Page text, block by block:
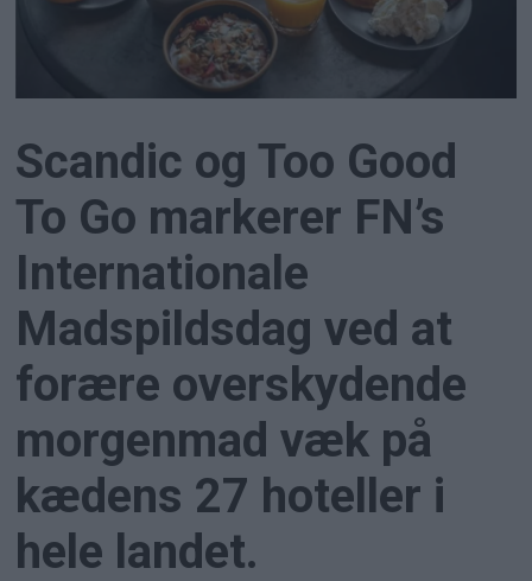
Scandic og Too Good
To Go markerer FN’s
Internationale
Madspildsdag ved at
forære overskydende
morgenmad væk på
kædens 27 hoteller i
hele landet.